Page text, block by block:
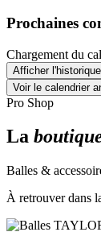
Prochaines
Chargement du
Afficher
Voir le calendrier
Pro Shop
La
Balles &
À retrouver dans